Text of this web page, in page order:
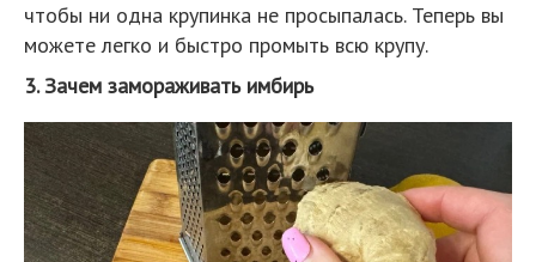
чтобы ни одна крупинка не просыпалась. Теперь вы
можете легко и быстро промыть всю крупу.
3. Зачем замораживать имбирь